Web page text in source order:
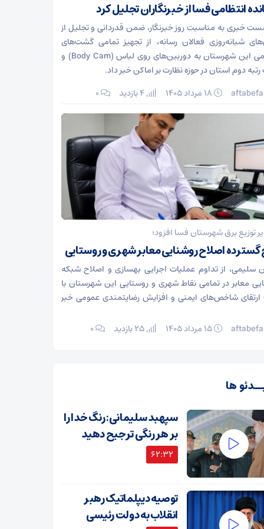
انتظامی فسا از خبرنگاران تجلیل کرد
خبری به مناسبت روز خبرنگار، ضمن قدردانی و تجلیل از
شبانه‌روزی فعالان رسانه، از تجهیز تمامی گشت‌های
انتظامی این شهرستان به دوربین‌های روی لباس (Body Cam) و
دوم استان در حوزه نظارت بر اماکن خبر داد.
۰
توزیع برق شهرستان فسا افزود؛
اصلاح روشنایی معابر شهری و روستایی
سلیمی، از تداوم عملیات اجرایی بهسازی و اصلاح شبکه
معابر در تمامی نقاط شهری و روستایی این شهرستان با
شاخص‌های ایمنی و افزایش رضایتمندی عمومی خبر
۰
ها
سپهبد سلیمانی: رنگ خدا را
بر هر رنگی ترجیح دهید
62:32
توصیه دیپلماتیک رهبر
انقلاب به دولت رئیسی